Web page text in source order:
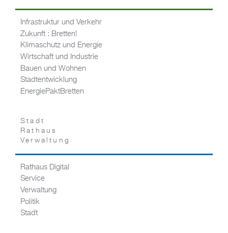
Infrastruktur und Verkehr
Zukunft : Bretten!
Klimaschutz und Energie
Wirtschaft und Industrie
Bauen und Wohnen
Stadtentwicklung
EnergiePaktBretten
Stadt
Rathaus
Verwaltung
Rathaus Digital
Service
Verwaltung
Politik
Stadt